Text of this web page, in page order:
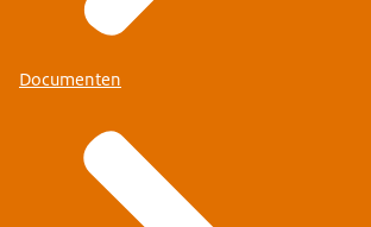
Documenten